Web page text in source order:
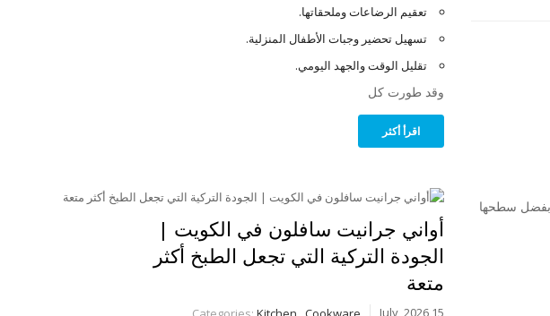
بفضل سطحها
تعقيم الرضاعات وملحقاتها.
تسهيل تحضير وجبات الأطفال المنزلية.
تقليل الوقت والجهد اليومي.
وقد طورت كل
اقرأ أكثر
أواني جرانيت سافلون في الكويت |
الجودة التركية التي تجعل الطبخ أكثر
متعة
15 July, 2026